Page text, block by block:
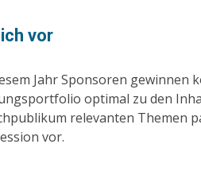
vor
Jahr Sponsoren gewinnen
optimal zu den
relevanten Themen
vor.